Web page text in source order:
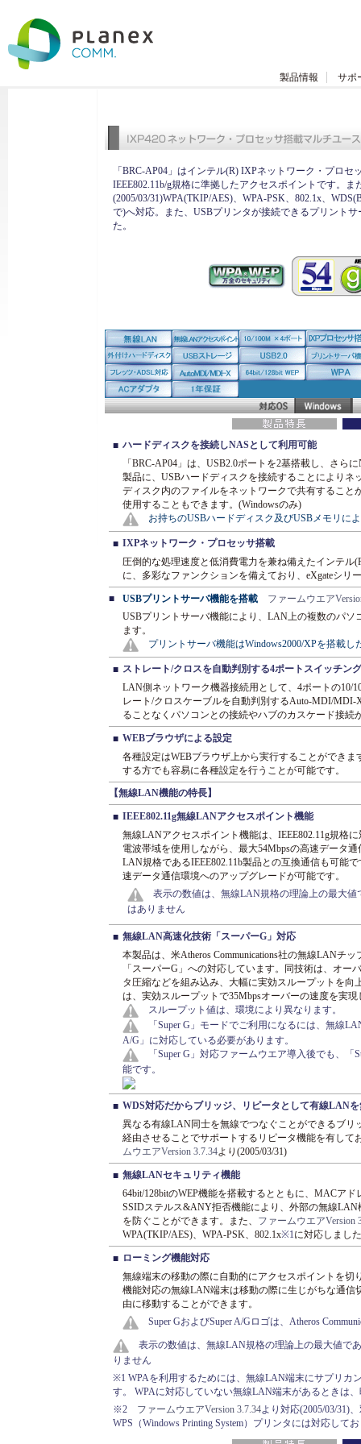
製品情報 サポ
「BRC-AP04」はインテル(R) IXPネットワーク・プロセ
IEEE802.11b/g規格に準拠したアクセスポイントです。ま
(2005/03/31)WPA(TKIP/AES)、WPA-PSK、802.1x、
で)へ対応。また、USBプリンタが接続できるプリント
た。
■ ハードディスクを接続しNASとして利用可能
「BRC-AP04」は、USB2.0ポートを2基搭載し、さら
製品に、USBハードディスクを接続することにより
ディスク内のファイルをネットワークで共有すること
使用することもできます。(Windowsのみ)
お持ちのUSBハードディスク及びUSBメモリに
■ IXPネットワーク・プロセッサ搭載
圧倒的な処理速度と低消費電力を兼ね備えたインテ
に、多彩なファンクションを備えており、eXgateシリ
■ USBプリントサーバ機能を搭載 ファームウエア
USBプリントサーバ機能により、LAN上の複数のパ
ます。
プリントサーバ機能はWindows2000/XPを搭載し
■ ストレート/クロスを自動判別する4ポートスイッチン
LAN側ネットワーク機器接続用として、4ポートの10/
レート/クロスケーブルを自動判別するAuto-MDI/
ることなくパソコンとの接続やハブのカスケード接続
■ WEBブラウザによる設定
各種設定はWEBブラウザ上から実行することができ
する方でも容易に各種設定を行うことが可能です。
【無線LAN機能の特長】
■ IEEE802.11g無線LANアクセスポイント機能
無線LANアクセスポイント機能は、IEEE802.11g規格
電波帯域を使用しながら、最大54Mbpsの高速データ
LAN規格であるIEEE802.11b製品との互換通信も可能
速データ通信環境へのアップグレードが可能です。
表示の数値は、無線LAN規格の理論上の最大
はありません
■ 無線LAN高速化技術「スーパーG」対応
本製品は、米Atheros Communications社の無線LANチ
「スーパーG」への対応しています。同技術は、オ
タ圧縮などを組み込み、大幅に実効スループットを向
は、実効スループットで35Mbpsオーバーの速度を実現
スループット値は、環境により異なります。
「Super G」モードでご利用になるには、無線
A/G」に対応している必要があります。
「Super G」対応ファームウエア導入後でも、「
能です。
■ WDS対応だからブリッジ、リピータとして有線LAN
異なる有線LAN同士を無線でつなぐことができるブ
経由させることでサポートするリピータ機能を有して
ムウエアVersion 3.7.34より(2005/03/31)
■ 無線LANセキュリティ機能
64bit/128bitのWEP機能を搭載するとともに、MACア
SSIDステルス&ANY拒否機能により、外部の無線
を防ぐことができます。また、 ファームウエアVersion
WPA(TKIP/AES)、WPA-PSK、802.1x※1に対応しまし
■ ローミング機能対応
無線端末の移動の際に自動的にアクセスポイントを
機能対応の無線LAN端末は移動の際に生じがちな通
由に移動することができます。
Super GおよびSuper A/Gロゴは、Atheros
表示の数値は、無線LAN規格の理論上の最大値で
りません
※1 WPAを利用するためには、無線LAN端末にサプリカ
す。 WPAに対応していない無線LAN端末があるときは
※2
ファームウエアVersion 3.7.34より対応(2005/03/31)
WPS（Windows Printing System）プリンタには対応して